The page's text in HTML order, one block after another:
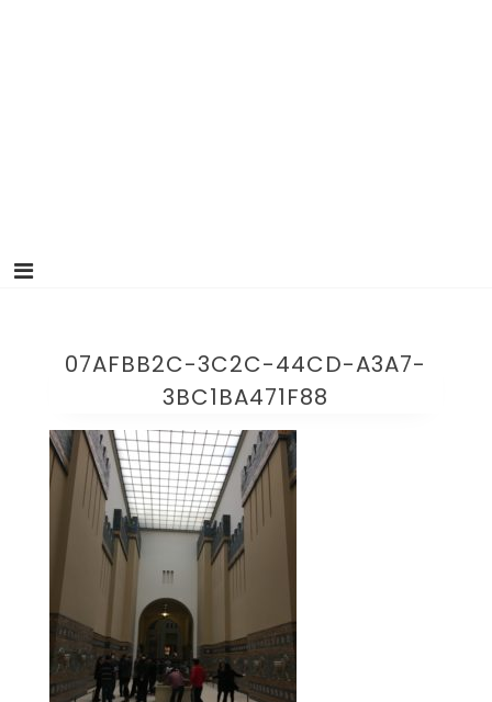
07AFBB2C-3C2C-44CD-A3A7-
3BC1BA471F88